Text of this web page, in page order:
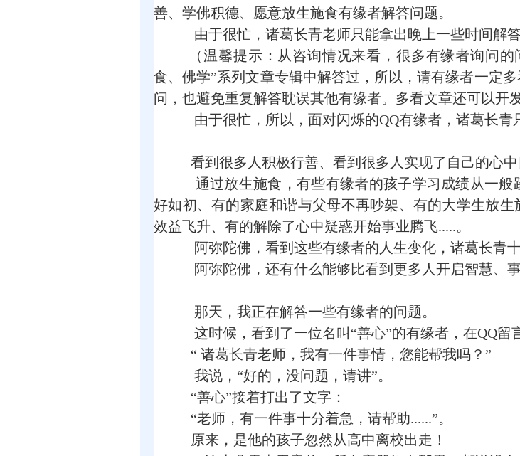
善、学佛积德、愿意放生施食有缘者解答问题。
由于很忙，诸葛长青老师只能拿出晚上一些时间解
（温馨提示：从咨询情况来看，很多有缘者询问
食、佛学”系列文章专辑中解答过，所以，请有缘者一定
问，也避免重复解答耽误其他有缘者。多看文章还可以开
由于很忙，所以，面对闪烁的QQ有缘者，诸葛长青
看到很多人积极行善、看到很多人实现了自己的心中
通过放生施食，有些有缘者的孩子学习成绩从一般
好如初、有的家庭和谐与父母不再吵架、有的大学生放
效益飞升、有的解除了心中疑惑开始事业腾飞.....。
阿弥陀佛，看到这些有缘者的人生变化，诸葛长青十
阿弥陀佛，还有什么能够比看到更多人开启智慧、
那天，我正在解答一些有缘者的问题。
这时候，看到了一位名叫“善心”的有缘者，在QQ留
“ 诸葛长青老师，我有一件事情，您能帮我吗？”
我说，“好的，没问题，请讲”。
“善心”接着打出了文字：
“老师，有一件事十分着急，请帮助......”。
原来，是他的孩子忽然从高中离校出走！